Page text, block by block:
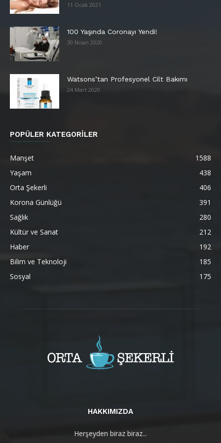
11 Ocak 2021
100 Yaşında Coronayı Yendi!
30 Nisan 2020
Watsons’tan Profesyonel Cilt Bakımı
24 Mart 2020
POPÜLER KATEGORİLER
Manşet
1588
Yaşam
438
Orta Şekerli
406
Korona Günlüğü
391
Sağlık
280
Kültür ve Sanat
212
Haber
192
Bilim ve Teknoloji
185
Sosyal
175
HAKKIMIZDA
Herşeyden biraz biraz...